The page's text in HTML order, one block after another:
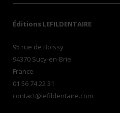
Éditions LEFILDENTAIRE
95 rue de Boissy
94370 Sucy-en-Brie
France
01 56 74 22 31
contact@lefildentaire.com